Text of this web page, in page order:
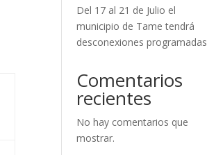
Del 17 al 21 de Julio el
municipio de Tame tendrá
desconexiones programadas
Comentarios
recientes
No hay comentarios que
mostrar.